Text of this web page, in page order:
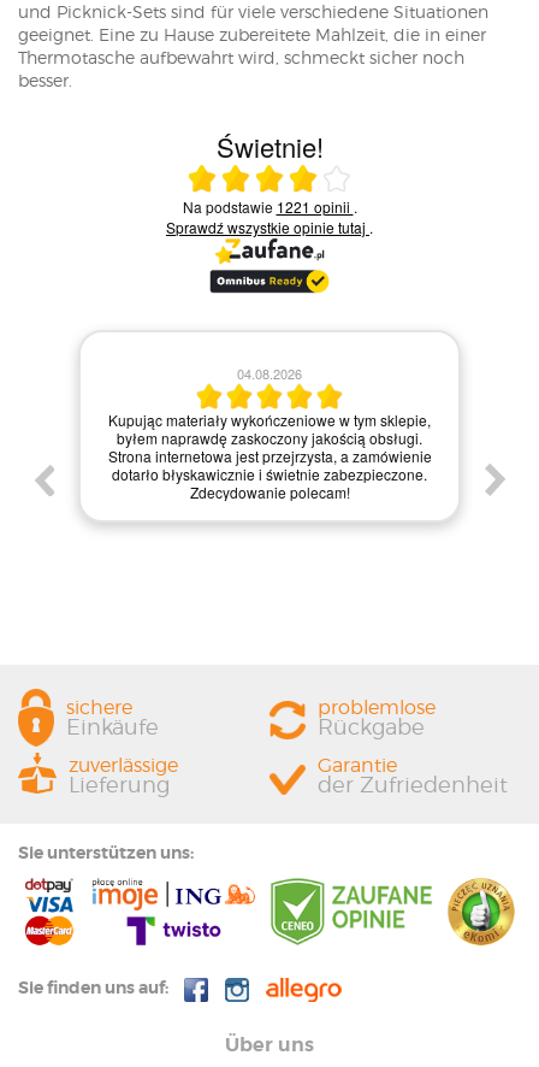
und Picknick-Sets sind für viele verschiedene Situationen
geeignet. Eine zu Hause zubereitete Mahlzeit, die in einer
Thermotasche aufbewahrt wird, schmeckt sicher noch
besser.
Świetnie!
Ocena średnia 4 na 5
Na podstawie 1221 opinii .
Sprawdź wszystkie opinietutaj .
Zamówienie zrealizowane błyskawicznie, a
materiały dotarły w idealnym stanie. Strona
internetowa jest bardzo intuicyjna, co ułatwiło mi
zakupy, a dodatkowo paczka była starannie
zapakowana. Zdecydowanie polecam ten sklep
każdemu, kto szuka jakości i profesjonalnej obsługi!
sichere
Einkäufe
problemlose
Rückgabe
zuverlässige
Lieferung
Garantie
der Zufriedenheit
Sie unterstützen uns:
Sie finden uns auf:
Über uns